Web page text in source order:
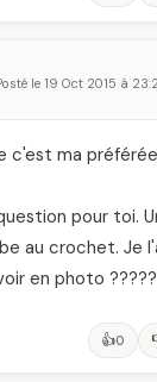
le 19 Oct 2015 à
c'est ma
pour toi.
au crochet. Je
en photo
👍0